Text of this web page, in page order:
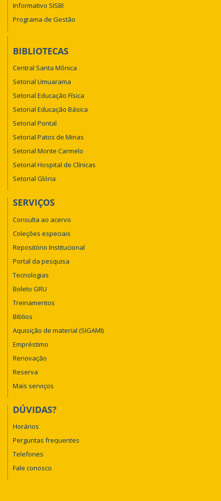
Informativo SISBI
Programa de Gestão
BIBLIOTECAS
Central Santa Mônica
Setorial Umuarama
Setorial Educação Física
Setorial Educação Básica
Setorial Pontal
Setorial Patos de Minas
Setorial Monte Carmelo
Setorial Hospital de Clínicas
Setorial Glória
SERVIÇOS
Consulta ao acervo
Coleções especiais
Repositório Institucional
Portal da pesquisa
Tecnologias
Boleto GRU
Treinamentos
Biblios
Aquisição de material (SIGAMI)
Empréstimo
Renovação
Reserva
Mais serviços
DÚVIDAS?
Horários
Perguntas frequentes
Telefones
Fale conosco